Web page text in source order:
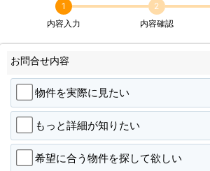
1
内容入力
2
内容確認
お問合せ内容
物件を実際に見たい
もっと詳細が知りたい
希望に合う物件を探して欲しい